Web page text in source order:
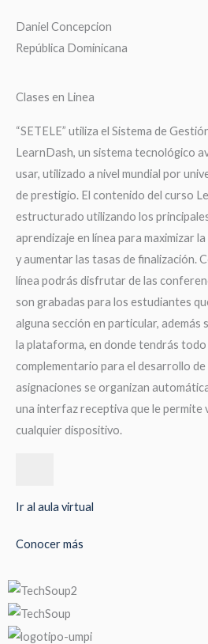
Daniel Concepcion
República Dominicana
Clases en Linea
“SETELE” utiliza el Sistema de
LearnDash, un sistema tecnológico
usar, utilizado a nivel mundial por
de prestigio. El contenido del curso
estructurado utilizando los
aprendizaje en línea para maximizar
y aumentar las tasas de finalización.
línea podrás disfrutar de las
son grabadas para los estudiantes
alguna sección en particular, además
la plataforma, en donde tendrás
complementario para el desarrollo de
asignaciones se organizan
una interfaz receptiva que le permite
cualquier dispositivo.
Ir al aula virtual
Conocer más